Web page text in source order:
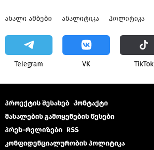
ᲐᲮᲐᲚᲘ ᲐᲛᲑᲔᲑᲘ ᲐᲜᲐᲚᲘᲢᲘᲙᲐ ᲞᲝᲚᲘᲢᲘᲙᲐ
Telegram VK ТikТоk
პროექტის შესახებ Კონტაქტი
მასალების გამოყენების წესები
პრეს-რელიზები RSS
კონფიდენციალურობის პოლიტიკა